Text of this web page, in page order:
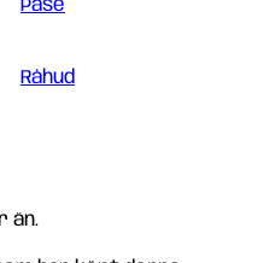
Påse
Råhud
än.